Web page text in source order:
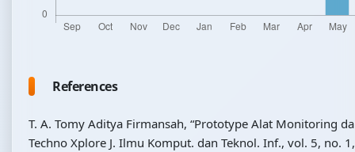
References
T. A. Tomy Aditya Firmansah, “Prototype Alat Monitoring
Techno Xplore J. Ilmu Komput. dan Teknol. Inf., vol. 5, no.